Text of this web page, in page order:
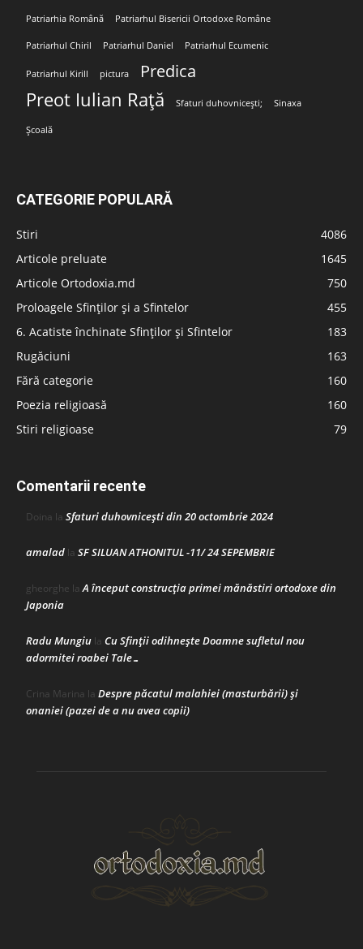
Patriarhia Română Patriarhul Bisericii Ortodoxe Române
Patriarhul Chiril Patriarhul Daniel Patriarhul Ecumenic
Patriarhul Kirill pictura Predica
Preot Iulian Rață Sfaturi duhovnicești; Sinaxa
Școală
CATEGORIE POPULARĂ
Stiri
4086
Articole preluate
1645
Articole Ortodoxia.md
750
Proloagele Sfinților și a Sfintelor
455
6. Acatiste închinate Sfinților și Sfintelor
183
Rugăciuni
163
Fără categorie
160
Poezia religioasă
160
Stiri religioase
79
Comentarii recente
Doina la Sfaturi duhovnicești din 20 octombrie 2024
amalad la SF SILUAN ATHONITUL -11/ 24 SEPEMBRIE
gheorghe laA început construcţia primei mănăstiri ortodoxe din
Japonia
Radu Mungiu la Cu Sfinții odihnește Doamne sufletul nou
adormitei roabei Tale…
Crina Marina la Despre păcatul malahiei (masturbării) şi
onaniei (pazei de a nu avea copii)